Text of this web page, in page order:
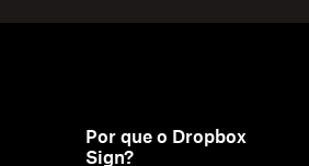
Por que o Dropbox
Sign?